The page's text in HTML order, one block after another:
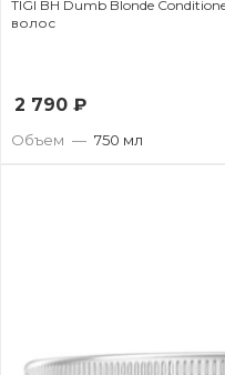
TIGI BH Dumb Blonde
волос
2 790 ₽
Объем — 750 мл